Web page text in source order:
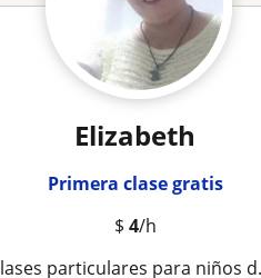
Elizabeth
Primera clase gratis
$ 4/h
clases particulares para niños de primaria